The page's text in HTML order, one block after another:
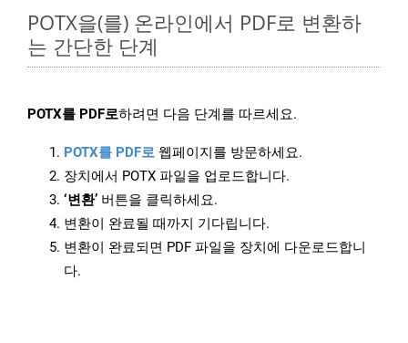
POTX을(를) 온라인에서 PDF로 변환하
는 간단한 단계
POTX를 PDF로하려면 다음 단계를 따르세요.
POTX를 PDF로 웹페이지를 방문하세요.
장치에서 POTX 파일을 업로드합니다.
‘변환’ 버튼을 클릭하세요.
변환이 완료될 때까지 기다립니다.
변환이 완료되면 PDF 파일을 장치에 다운로드합니
다.